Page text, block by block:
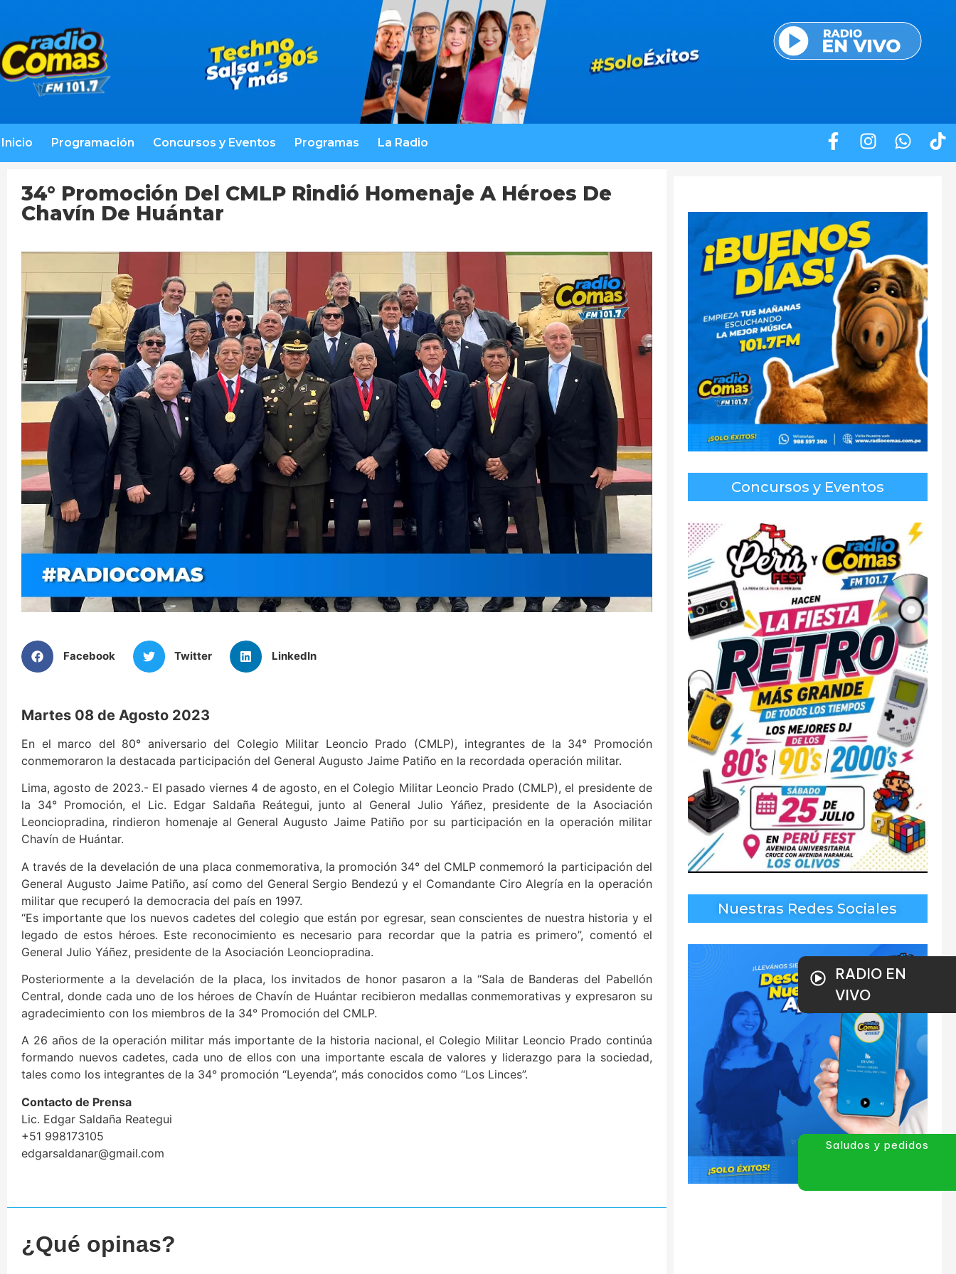
Inicio Programación Concursos y Eventos Programas La Radio
34° Promoción Del CMLP Rindió Homenaje A Héroes De
Chavín De Huántar
Facebook Twitter LinkedIn
Martes 08 de Agosto 2023
En el marco del 80° aniversario del Colegio Militar Leoncio Prado (CMLP), integrantes de la 34° Promoción
conmemoraron la destacada participación del General Augusto Jaime Patiño en la recordada operación militar.
Lima, agosto de 2023.- El pasado viernes 4 de agosto, en el Colegio Militar Leoncio Prado (CMLP), el presidente de
la 34° Promoción, el Lic. Edgar Saldaña Reátegui, junto al General Julio Yáñez, presidente de la Asociación
Leonciopradina, rindieron homenaje al General Augusto Jaime Patiño por su participación en la operación militar
Chavín de Huántar.
A través de la develación de una placa conmemorativa, la promoción 34° del CMLP conmemoró la participación del
General Augusto Jaime Patiño, así como del General Sergio Bendezú y el Comandante Ciro Alegría en la operación
militar que recuperó la democracia del país en 1997.
“Es importante que los nuevos cadetes del colegio que están por egresar, sean conscientes de nuestra historia y el
legado de estos héroes. Este reconocimiento es necesario para recordar que la patria es primero”, comentó el
General Julio Yáñez, presidente de la Asociación Leonciopradina.
Posteriormente a la develación de la placa, los invitados de honor pasaron a la “Sala de Banderas del Pabellón
Central, donde cada uno de los héroes de Chavín de Huántar recibieron medallas conmemorativas y expresaron su
agradecimiento con los miembros de la 34° Promoción del CMLP.
A 26 años de la operación militar más importante de la historia nacional, el Colegio Militar Leoncio Prado continúa
formando nuevos cadetes, cada uno de ellos con una importante escala de valores y liderazgo para la sociedad,
tales como los integrantes de la 34° promoción “Leyenda”, más conocidos como “Los Linces”.
Contacto de Prensa
Lic. Edgar Saldaña Reategui
+51 998173105
edgarsaldanar@gmail.com
¿Qué opinas?
Concursos y Eventos
Nuestras Redes Sociales
RADIO EN
VIVO
Saludos y pedidos